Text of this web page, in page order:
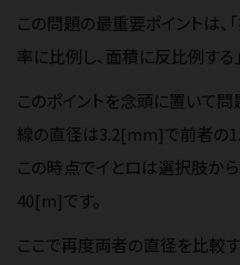
この問題の最重要ポイントは
率に比例し、面積に反比例する
このポイントを念頭に置いて
線の直径は3.2[mm]で前者の
この時点でイとロは選択肢か
40[m]です。
ここで再度両者の直径を比較